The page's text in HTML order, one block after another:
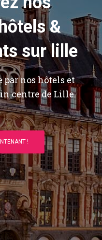
&
sur lille
par nos hôtels et
centre de Lille.
!